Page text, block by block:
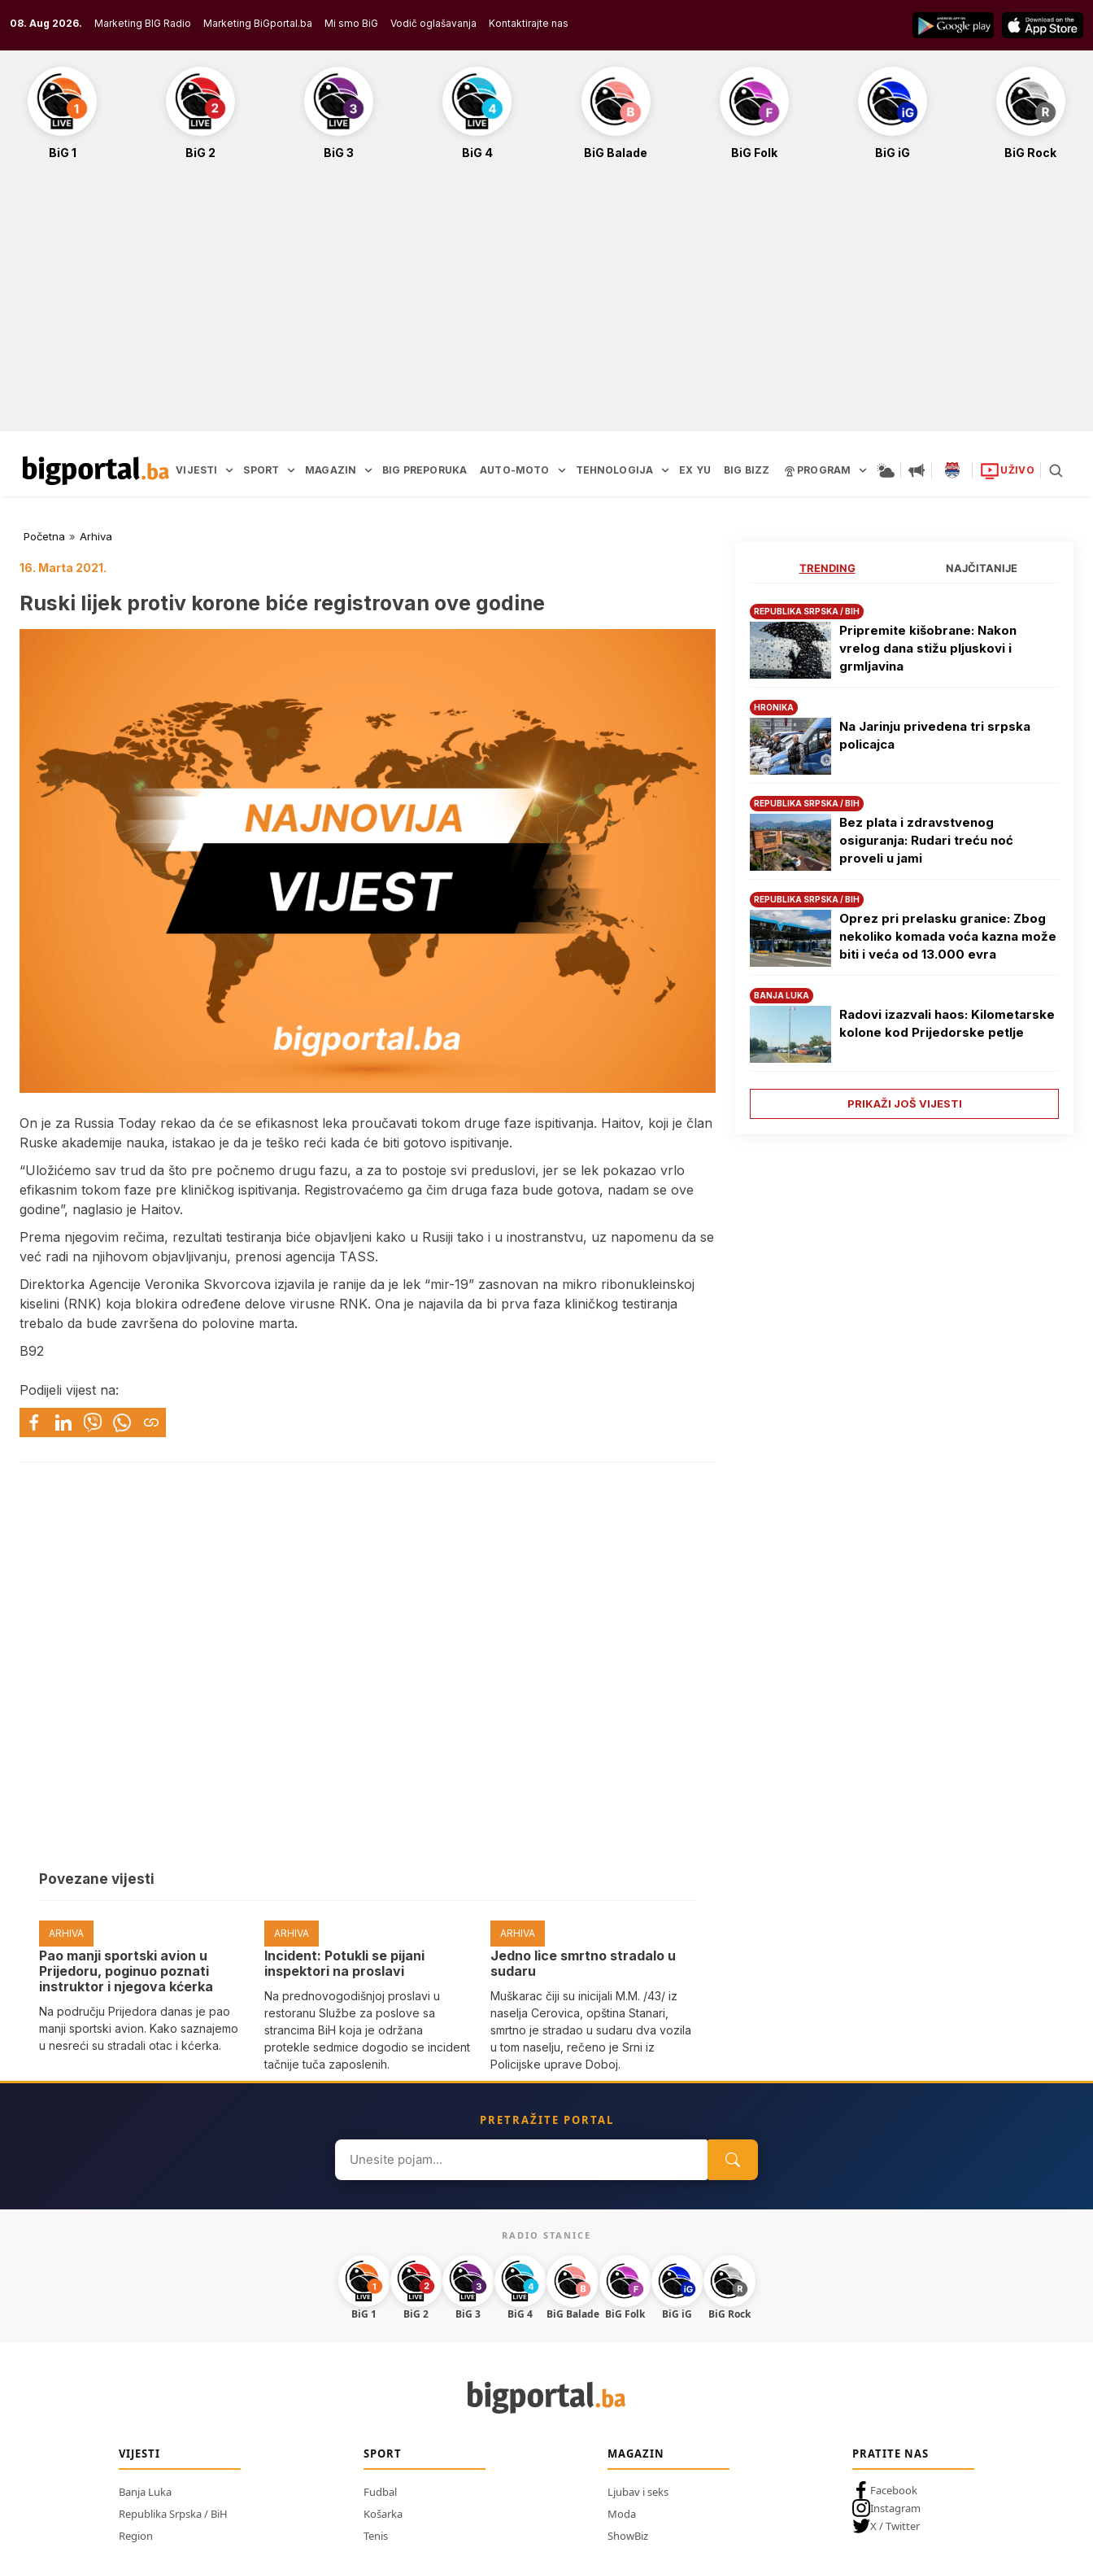
to
content
08. Aug 2026. Marketing BIG Radio Marketing BiGportal.ba Mi smo BiG Vodič oglašavanja Kontaktirajte nas
BiG 1 BiG 2 BiG 3 BiG 4 BiG Balade BiG Folk BiG iG BiG Rock
VIJESTI SPORT MAGAZIN BIG PREPORUKA AUTO-MOTO TEHNOLOGIJA EX YU BIG BIZZ PROGRAM UŽIVO
Početna » Arhiva
16. Marta 2021.
Ruski lijek protiv korone biće registrovan ove godine
On je za Russia Today rekao da će se efikasnost leka proučavati tokom druge faze ispitivanja. Haitov, koji je član
Ruske akademije nauka, istakao je da je teško reći kada će biti gotovo ispitivanje.
“Uložićemo sav trud da što pre počnemo drugu fazu, a za to postoje svi preduslovi, jer se lek pokazao vrlo
efikasnim tokom faze pre kliničkog ispitivanja. Registrovaćemo ga čim druga faza bude gotova, nadam se ove
godine”, naglasio je Haitov.
Prema njegovim rečima, rezultati testiranja biće objavljeni kako u Rusiji tako i u inostranstvu, uz napomenu da se
već radi na njihovom objavljivanju, prenosi agencija TASS.
Direktorka Agencije Veronika Skvorcova izjavila je ranije da je lek “mir-19” zasnovan na mikro ribonukleinskoj
kiselini (RNK) koja blokira određene delove virusne RNK. Ona je najavila da bi prva faza kliničkog testiranja
trebalo da bude završena do polovine marta.
B92
Podijeli vijest na:
Povezane vijesti
ARHIVA
Pao manji sportski avion u
Prijedoru, poginuo poznati
instruktor i njegova kćerka
Na području Prijedora danas je pao
manji sportski avion. Kako saznajemo
u nesreći su stradali otac i kćerka.
ARHIVA
Incident: Potukli se pijani
inspektori na proslavi
Na prednovogodišnjoj proslavi u
restoranu Službe za poslove sa
strancima BiH koja je održana
protekle sedmice dogodio se incident
tačnije tuča zaposlenih.
ARHIVA
Јedno lice smrtno stradalo u
sudaru
Muškarac čiji su inicijali M.M. /43/ iz
naselja Cerovica, opština Stanari,
smrtno je stradao u sudaru dva vozila
u tom naselju, rečeno je Srni iz
Policijske uprave Doboj.
TRENDING NAJČITANIJE
REPUBLIKA SRPSKA / BIH
Pripremite kišobrane: Nakon
vrelog dana stižu pljuskovi i
grmljavina
HRONIKA
Na Јarinju privedena tri srpska
policajca
REPUBLIKA SRPSKA / BIH
Bez plata i zdravstvenog
osiguranja: Rudari treću noć
proveli u jami
REPUBLIKA SRPSKA / BIH
Oprez pri prelasku granice: Zbog
nekoliko komada voća kazna može
biti i veća od 13.000 evra
BANJA LUKA
Radovi izazvali haos: Kilometarske
kolone kod Prijedorske petlje
PRIKAŽI JOŠ VIJESTI
PRETRAŽITE PORTAL
Search
for:
RADIO STANICE
BiG 1 BiG 2 BiG 3 BiG 4 BiG Balade BiG Folk BiG iG BiG Rock
VIJESTI
Banja Luka
Republika Srpska / BiH
Region
SPORT
Fudbal
Košarka
Tenis
MAGAZIN
Ljubav i seks
Moda
ShowBiz
PRATITE NAS
Facebook
Instagram
X / Twitter